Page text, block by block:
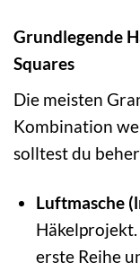
Grundlegende
Squares
Die meisten
Kombination
solltest du
Luftmasche
erste Reihe